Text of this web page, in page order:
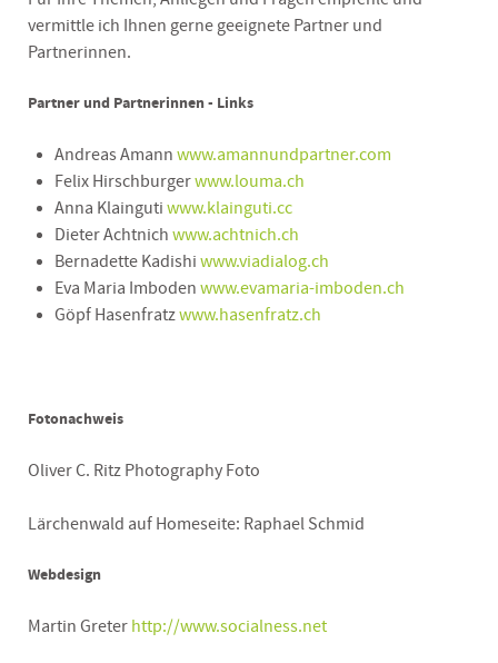
vermittle ich Ihnen gerne geeignete Partner und
Partnerinnen.
Partner und Partnerinnen - Links
Andreas Amann www.amannundpartner.com
Felix Hirschburgerwww.louma.ch
Anna Klainguti www.klainguti.cc
Dieter Achtnich www.achtnich.ch
Bernadette Kadishi www.viadialog.ch
Eva Maria Imboden www.evamaria-imboden.ch
Göpf Hasenfratzwww.hasenfratz.ch
Fotonachweis
Oliver C. Ritz Photography Foto
Lärchenwald auf Homeseite: Raphael Schmid
Webdesign
Martin Greter http://www.socialness.net